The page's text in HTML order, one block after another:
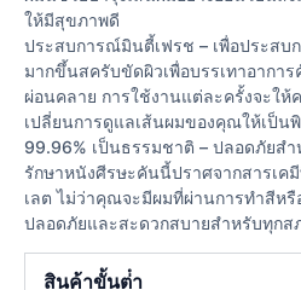
ให้มีสุขภาพดี
ประสบการณ์มินตี้เฟรช – เพื่อประส
มากขึ้นสครับขัดผิวเพื่อบรรเทาอาก
ผ่อนคลาย การใช้งานแต่ละครั้งจะใ
เปลี่ยนการดูแลเส้นผมของคุณให้เป็น
99.96% เป็นธรรมชาติ – ปลอดภัยส
รักษาหนังศีรษะคันนี้ปราศจากสารเค
เลต ไม่ว่าคุณจะมีผมที่ผ่านการทำสีหรื
ปลอดภัยและสะดวกสบายสำหรับทุกส
สินค้าขั้นต่ํา